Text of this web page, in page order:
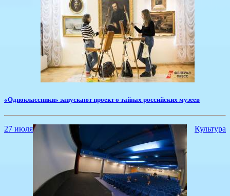
«Одноклассники» запускают проект о тайнах российских музеев
27 июля Культура